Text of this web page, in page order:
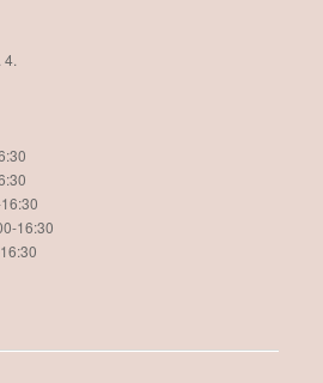
4.
16:30